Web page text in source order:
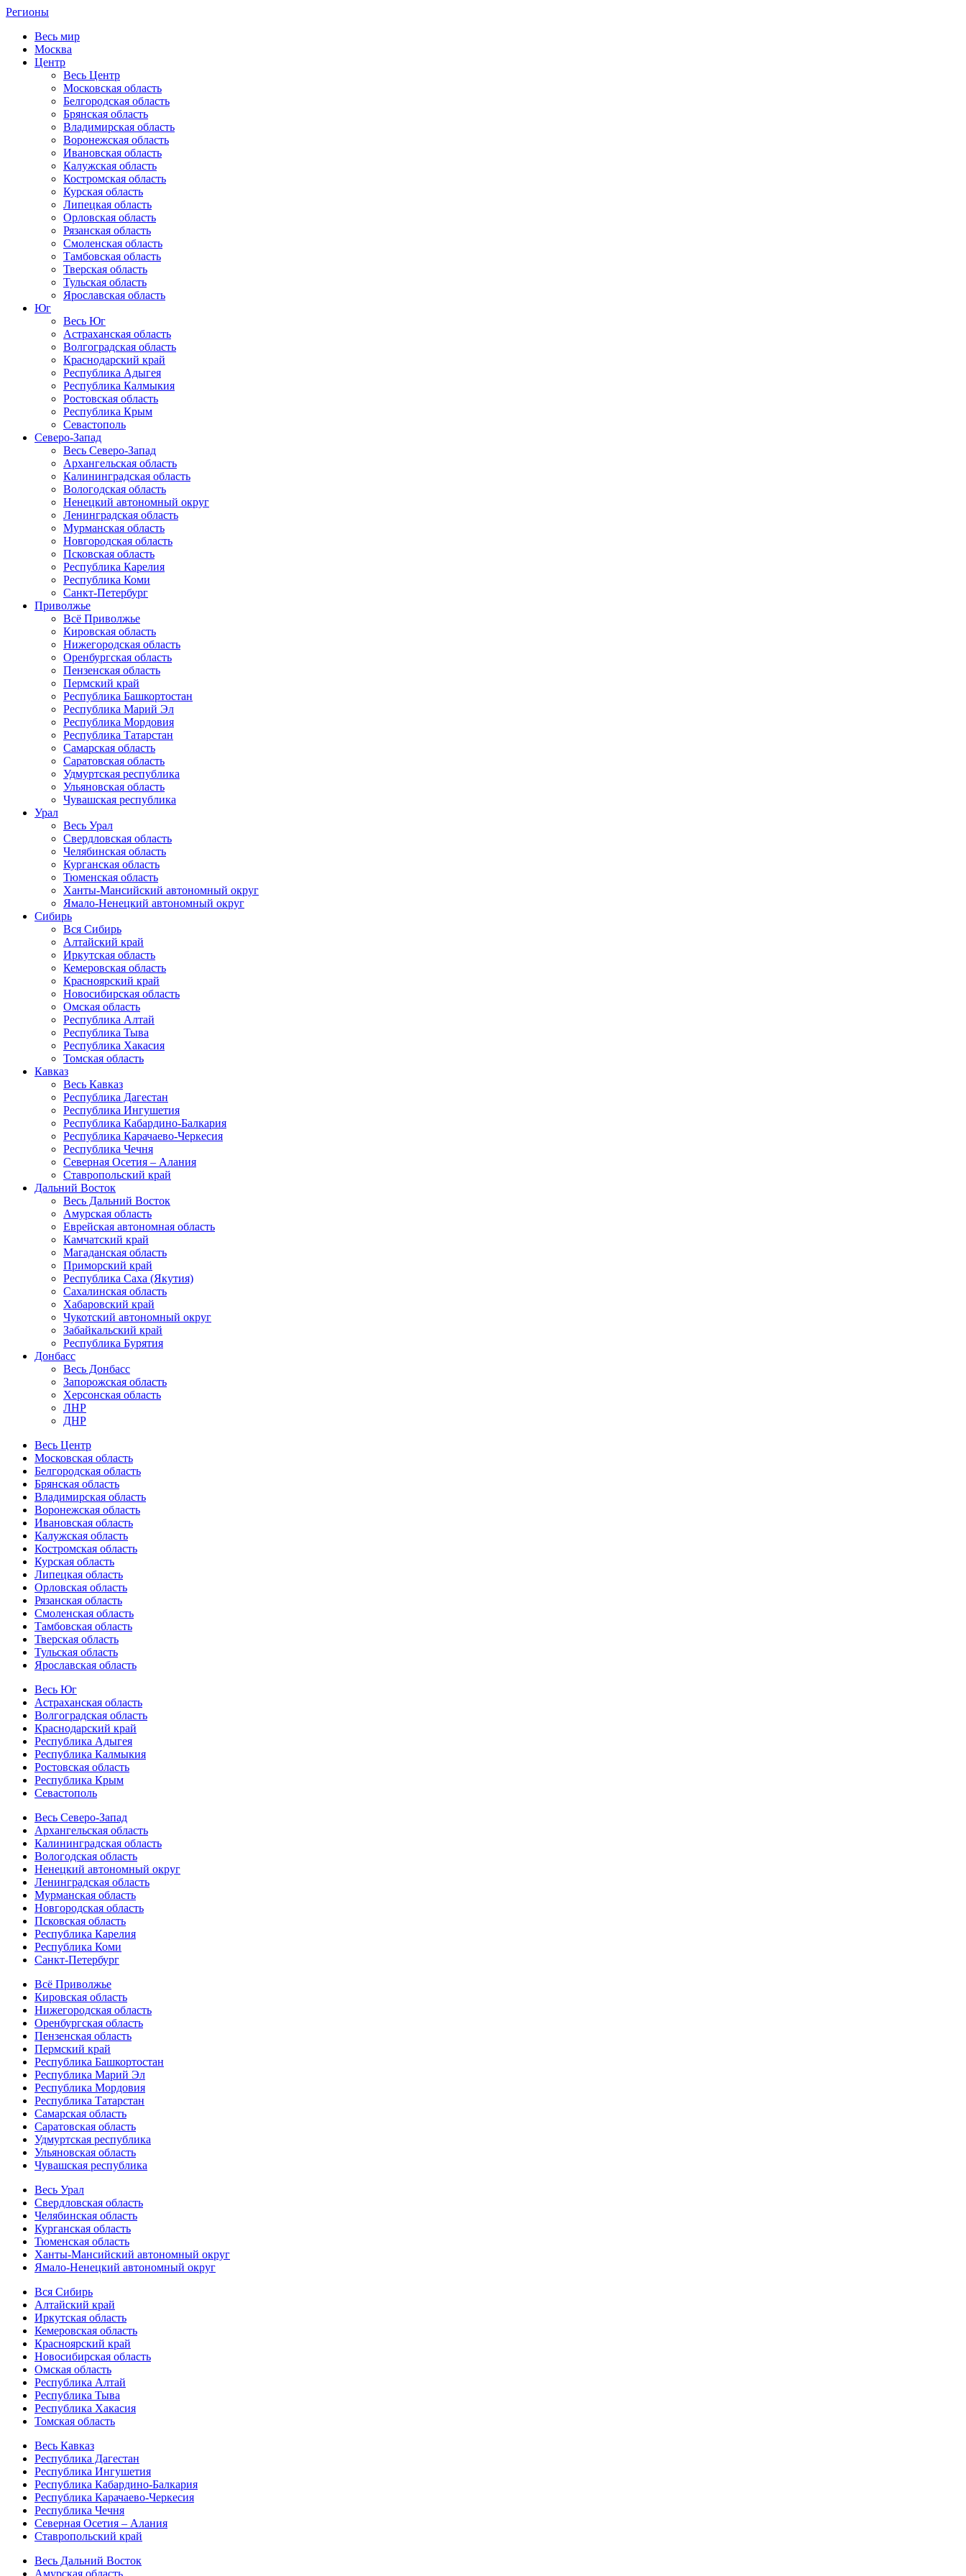
Регионы
Весь мир
Москва
Центр
Весь Центр
Московская область
Белгородская область
Брянская область
Владимирская область
Воронежская область
Ивановская область
Калужская область
Костромская область
Курская область
Липецкая область
Орловская область
Рязанская область
Смоленская область
Тамбовская область
Тверская область
Тульская область
Ярославская область
Юг
Весь Юг
Астраханская область
Волгоградская область
Краснодарский край
Республика Адыгея
Республика Калмыкия
Ростовская область
Республика Крым
Севастополь
Северо-Запад
Весь Северо-Запад
Архангельская область
Калининградская область
Вологодская область
Ненецкий автономный округ
Ленинградская область
Мурманская область
Новгородская область
Псковская область
Республика Карелия
Республика Коми
Санкт-Петербург
Приволжье
Всё Приволжье
Кировская область
Нижегородская область
Оренбургская область
Пензенская область
Пермский край
Республика Башкортостан
Республика Марий Эл
Республика Мордовия
Республика Татарстан
Самарская область
Саратовская область
Удмуртская республика
Ульяновская область
Чувашская республика
Урал
Весь Урал
Свердловская область
Челябинская область
Курганская область
Тюменская область
Ханты-Мансийский автономный округ
Ямало-Ненецкий автономный округ
Сибирь
Вся Сибирь
Алтайский край
Иркутская область
Кемеровская область
Красноярский край
Новосибирская область
Омская область
Республика Алтай
Республика Тыва
Республика Хакасия
Томская область
Кавказ
Весь Кавказ
Республика Дагестан
Республика Ингушетия
Республика Кабардино-Балкария
Республика Карачаево-Черкесия
Республика Чечня
Северная Осетия – Алания
Ставропольский край
Дальний Восток
Весь Дальний Восток
Амурская область
Еврейская автономная область
Камчатский край
Магаданская область
Приморский край
Республика Саха (Якутия)
Сахалинская область
Хабаровский край
Чукотский автономный округ
Забайкальский край
Республика Бурятия
Донбасс
Весь Донбасс
Запорожская область
Херсонская область
ЛНР
ДНР
Весь Центр
Московская область
Белгородская область
Брянская область
Владимирская область
Воронежская область
Ивановская область
Калужская область
Костромская область
Курская область
Липецкая область
Орловская область
Рязанская область
Смоленская область
Тамбовская область
Тверская область
Тульская область
Ярославская область
Весь Юг
Астраханская область
Волгоградская область
Краснодарский край
Республика Адыгея
Республика Калмыкия
Ростовская область
Республика Крым
Севастополь
Весь Северо-Запад
Архангельская область
Калининградская область
Вологодская область
Ненецкий автономный округ
Ленинградская область
Мурманская область
Новгородская область
Псковская область
Республика Карелия
Республика Коми
Санкт-Петербург
Всё Приволжье
Кировская область
Нижегородская область
Оренбургская область
Пензенская область
Пермский край
Республика Башкортостан
Республика Марий Эл
Республика Мордовия
Республика Татарстан
Самарская область
Саратовская область
Удмуртская республика
Ульяновская область
Чувашская республика
Весь Урал
Свердловская область
Челябинская область
Курганская область
Тюменская область
Ханты-Мансийский автономный округ
Ямало-Ненецкий автономный округ
Вся Сибирь
Алтайский край
Иркутская область
Кемеровская область
Красноярский край
Новосибирская область
Омская область
Республика Алтай
Республика Тыва
Республика Хакасия
Томская область
Весь Кавказ
Республика Дагестан
Республика Ингушетия
Республика Кабардино-Балкария
Республика Карачаево-Черкесия
Республика Чечня
Северная Осетия – Алания
Ставропольский край
Весь Дальний Восток
Амурская область